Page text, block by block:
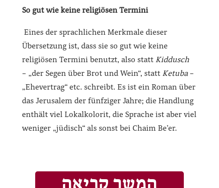
So gut wie keine religiösen Termini
Eines der sprachlichen Merkmale dieser
Übersetzung ist, dass sie so gut wie keine
religiösen Termini benutzt, also statt Kiddusch
– „der Segen über Brot und Wein“, statt Ketuba–
„Ehevertrag“ etc. schreibt. Es ist ein Roman über
das Jerusalem der fünfziger Jahre; die Handlung
enthält viel Lokalkolorit, die Sprache ist aber viel
weniger „jüdisch“ als sonst bei Chaim Be’er.